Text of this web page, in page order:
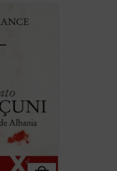
tuvo lugar la
Iglesia católica
había
como lo
resurrección --